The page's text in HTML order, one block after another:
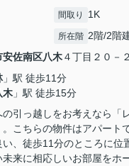
間取り 1K
所在階 2階/2階
安佐南区八木４丁目２０－
」駅 徒歩11分
木 」駅 徒歩15分
引っ越しをお考えなら「
。こちらの物件はアパート
い、徒歩11分のところに位
来に相応しいお部屋をホ